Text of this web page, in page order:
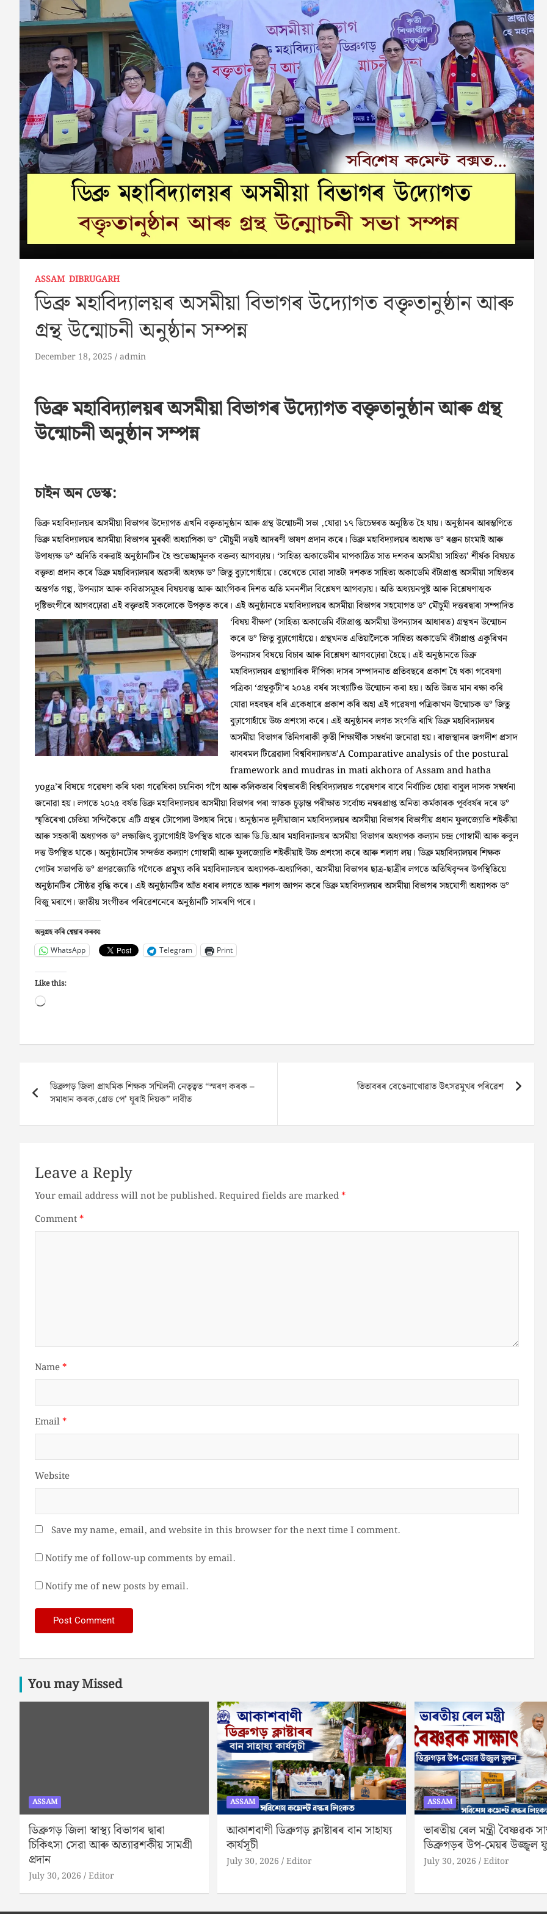
ASSAM DIBRUGARH
ডিব্ৰু মহাবিদ্যালয়ৰ অসমীয়া বিভাগৰ উদ্যোগত বক্তৃতানুষ্ঠান আৰু
গ্রন্থ উন্মোচনী অনুষ্ঠান সম্পন্ন
December 18, 2025 admin
ডিব্ৰু মহাবিদ্যালয়ৰ অসমীয়া বিভাগৰ উদ্যোগত বক্তৃতানুষ্ঠান আৰু গ্রন্থ
উন্মোচনী অনুষ্ঠান সম্পন্ন
চাইন অন ডেস্ক:
ডিব্ৰু মহাবিদ্যালয়ৰ অসমীয়া বিভাগৰ উদ্যোগত এখনি বক্তৃতানুষ্ঠান আৰু গ্রন্থ উন্মোচনী সভা ,যোৱা ১৭ ডিচেম্বৰত অনুষ্ঠিত হৈ যায়। অনুষ্ঠানৰ আৰম্ভণিতে
ডিব্ৰু মহাবিদ্যালয়ৰ অসমীয়া বিভাগৰ মুৰব্বী অধ্যাপিকা ড° মৌচুমী দত্তই আদৰণী ভাষণ প্রদান কৰে। ডিব্ৰু মহাবিদ্যালয়ৰ অধ্যক্ষ ড° ৰঞ্জন চাংমাই আৰু
উপাধ্যক্ষ ড° অদিতি বৰুৱাই অনুষ্ঠানটিৰ হৈ শুভেচ্ছামূলক বক্তব্য আগবঢ়ায়। ‘সাহিত্য অকাডেমীৰ মাপকাঠিত সাত দশকৰ অসমীয়া সাহিত্য’ শীর্ষক বিষয়ত
বক্তৃতা প্রদান কৰে ডিব্ৰু মহাবিদ্যালয়ৰ অৱসৰী অধ্যক্ষ ড° জিতু বুঢ়াগোহাঁয়ে। তেখেতে যোৱা সাতটা দশকত সাহিত্য অকাডেমি বঁটাপ্রাপ্ত অসমীয়া সাহিত্যৰ
অন্তৰ্গত গল্প, উপন্যাস আৰু কবিতাসমূহৰ বিষয়বস্তু আৰু আংগিকৰ দিশত অতি মননশীল বিশ্লেষণ আগবঢ়ায়। অতি অধ্যয়নপুষ্ট আৰু বিশ্লেষণাত্মক
দৃষ্টিভংগীৰে আগবঢ়োৱা এই বক্তৃতাই সকলোকে উপকৃত কৰে। এই অনুষ্ঠানতে মহাবিদ্যালয়ৰ অসমীয়া বিভাগৰ সহযোগত ড° মৌচুমী দত্তৰদ্বাৰা সম্পাদিত
‘বিষয় বীক্ষণ’ (সাহিত্য অকাডেমি বঁটাপ্রাপ্ত অসমীয়া উপন্যাসৰআধাৰত) গ্ৰন্থখন উন্মোচন
কৰে ড° জিতু বুঢ়াগোহাঁয়ে। গ্রন্থখনত এতিয়ালৈকে সাহিত্য অকাডেমি বঁটাপ্রাপ্ত একুৰিখন
উপন্যাসৰ বিষয়ে বিচাৰ আৰু বিশ্লেষণ আগবঢ়োৱা হৈছে। এই অনুষ্ঠানতে ডিব্ৰু
মহাবিদ্যালয়ৰ গ্রন্থাগাৰিক দীপিকা দাসৰ সম্পাদনাত প্ৰতিবছৰে প্ৰকাশ হৈ থকা গবেষণা
পত্রিকা ‘গ্রন্থকুটী’ৰ ২০২৪ বৰ্ষৰ সংখ্যাটিও উন্মোচন কৰা হয়। অতি উন্নত মান ৰক্ষা কৰি
যোৱা দহবছৰ ধৰি একেধাৰে প্ৰকাশ কৰি অহা এই গৱেষণা পত্রিকাখন উন্মোচক ড° জিতু
বুঢ়াগোহাঁয়ে উচ্চ প্রশংসা কৰে। এই অনুষ্ঠানৰ লগত সংগতি ৰাখি ডিব্ৰু মহাবিদ্যালয়ৰ
অসমীয়া বিভাগৰ তিনিগৰাকী কৃতী শিক্ষার্থীক সম্বর্ধনা জনোৱা হয়। ৰাজস্থানৰ জগদীশ প্রসাদ
ঝাবৰমল টিব্ৰেৱালা বিশ্ববিদ্যালয়ত’A Comparative analysis of the postural
framework and mudras in mati akhora of Assam and hatha
yoga’ৰ বিষয়ে গৱেষণা কৰি থকা গৱেষিকা চয়নিকা গগৈ আৰু কলিকতাৰ বিশ্বভাৰতী বিশ্ববিদ্যালয়ত গৱেষণাৰ বাবে নিৰ্বাচিত হোৱা বাবুল দাসক সম্বর্ধনা
জনোৱা হয়। লগতে ২০২৫ বৰ্ষত ডিব্ৰু মহাবিদ্যালয়ৰ অসমীয়া বিভাগৰ পৰা স্নাতক চূড়ান্ত পৰীক্ষাত সর্বোচ্চ নম্বৰপ্ৰাপ্ত অনিতা কৰ্মকাৰক পূৰ্ববৰ্ষৰ দৰে ড°
স্মৃতিৰেখা চেতিয়া সন্দিকৈয়ে এটি গ্রন্থৰ টোপোলা উপহাৰ দিয়ে। অনুষ্ঠানত দুলীয়াজান মহাবিদ্যালয়ৰ অসমীয়া বিভাগৰ বিভাগীয় প্রধান ফুলজ্যোতি শইকীয়া
আৰু সহকাৰী অধ্যাপক ড° লক্ষ্যজিৎ বুঢ়াগোহাঁই উপস্থিত থাকে আৰু ডি.ডি.আৰ মহাবিদ্যালয়ৰ অসমীয়া বিভাগৰ অধ্যাপক কল্যান চন্দ্র গোস্বামী আৰু ৰুবুল
দত্ত উপস্থিত থাকে। অনুষ্ঠানটোৰ সন্দর্ভত কল্যাণ গোস্বামী আৰু ফুলজ্যোতি শইকীয়াই উচ্চ প্রশংসা কৰে আৰু শলাগ লয়। ডিব্ৰু মহাবিদ্যালয়ৰ শিক্ষক
গোটৰ সভাপতি ড° প্ৰণৱজ্যোতি গগৈকে প্রমুখ্য কৰি মহাবিদ্যালয়ৰ অধ্যাপক-অধ্যাপিকা, অসমীয়া বিভাগৰ ছাত্ৰ-ছাত্ৰীৰ লগতে অতিথিবৃন্দৰ উপস্থিতিয়ে
অনুষ্ঠানটিৰ সৌষ্ঠৱ বৃদ্ধি কৰে। এই অনুষ্ঠানটিৰ আঁত ধৰাৰ লগতে আৰু শলাগ জ্ঞাপন কৰে ডিব্ৰু মহাবিদ্যালয়ৰ অসমীয়া বিভাগৰ সহযোগী অধ্যাপক ড°
বিজু মৰাণে। জাতীয় সংগীতৰ পৰিৱেশনেৰে অনুষ্ঠানটি সামৰণি পৰে।
অনুগ্ৰহ কৰি শ্বেয়াৰ কৰকঃ
WhatsApp Telegram Print
Like this:
Loading…
Post
navigation
ডিব্ৰুগড় জিলা প্রাথমিক শিক্ষক সম্মিলনী নেতৃত্বত “স্মৰণ কৰক –
সমাধান কৰক,গ্রেড পে’ ঘূৰাই দিয়ক” দাবীত
তিতাবৰৰ বেঙেনাখোৱাত উৎসৱমুখৰ পৰিৱেশ
Leave a Reply
Your email address will not be published.Required fields are marked*
Comment*
Name*
Email*
Website
Save my name, email, and website in this browser for the next time I comment.
Notify me of follow-up comments by email.
Notify me of new posts by email.
You may Missed
ASSAM
ডিব্ৰুগড় জিলা স্বাস্থ্য বিভাগৰ দ্বাৰা
চিকিৎসা সেৱা আৰু অত্যাৱশকীয় সামগ্ৰী
প্ৰদান
July 30, 2026 Editor
ASSAM
আকাশবাণী ডিব্ৰুগড় ক্লাষ্টাৰৰ বান সাহায্য
কাৰ্যসূচী
July 30, 2026 Editor
ASSAM
ভাৰতীয় ৰেল মন্ত্ৰী বৈষ্ণৱক
ডিব্ৰুগড়ৰ উপ-মেয়ৰ উজ্জ্বল
July 30, 2026 Editor